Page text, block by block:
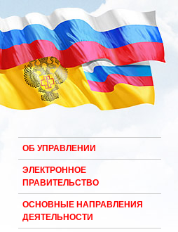
ОБ УПРАВЛЕНИИ
ЭЛЕКТРОННОЕ
ПРАВИТЕЛЬСТВО
ОСНОВНЫЕ НАПРАВЛЕНИЯ
ДЕЯТЕЛЬНОСТИ